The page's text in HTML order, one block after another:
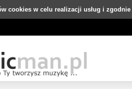
cookies w celu realizacji usług i zgodnie